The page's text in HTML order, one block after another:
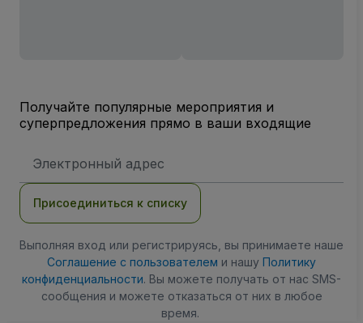
Получайте популярные мероприятия и
суперпредложения прямо в ваши входящие
электронной
Присоединиться к списку
Выполняя вход или регистрируясь, вы принимаете наше
Соглашение с пользователем и нашу Политику
конфиденциальности. Вы можете получать от нас SMS-
сообщения и можете отказаться от них в любое
время.